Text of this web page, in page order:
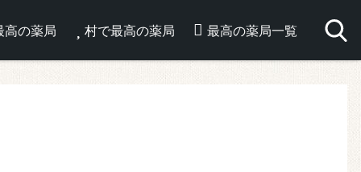
高の薬局 村で最高の薬局 最高の薬局一覧